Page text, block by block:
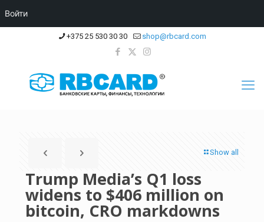
+375 25 530 30 30 shop@rbcard.com
Show all
Trump Media’s Q1 loss
widens to $406 million on
bitcoin, CRO markdowns
Войти